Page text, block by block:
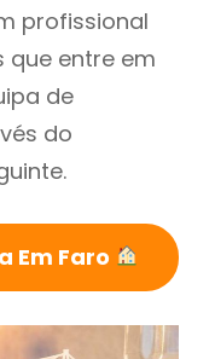
profissional
que entre em
de
do
Em Faro